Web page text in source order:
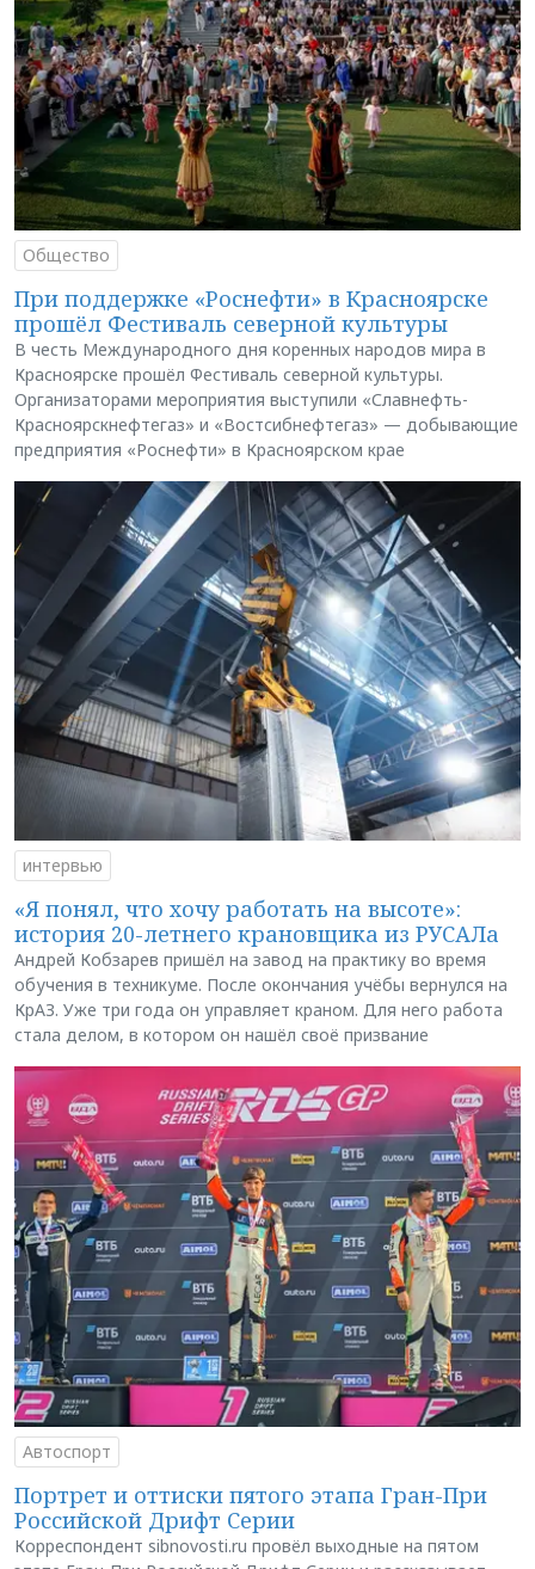
Общество
При поддержке «Роснефти» в Красноярске
прошёл Фестиваль северной культуры
В честь Международного дня коренных народов мира в
Красноярске прошёл Фестиваль северной культуры.
Организаторами мероприятия выступили «Славнефть-
Красноярскнефтегаз» и «Востсибнефтегаз» — добывающие
предприятия «Роснефти» в Красноярском крае
интервью
«Я понял, что хочу работать на высоте»:
история 20-летнего крановщика из РУСАЛа
Андрей Кобзарев пришёл на завод на практику во время
обучения в техникуме. После окончания учёбы вернулся на
КрАЗ. Уже три года он управляет краном. Для него работа
стала делом, в котором он нашёл своё призвание
Автоспорт
Портрет и оттиски пятого этапа Гран-При
Российской Дрифт Серии
Корреспондент sibnovosti.ru провёл выходные на пятом